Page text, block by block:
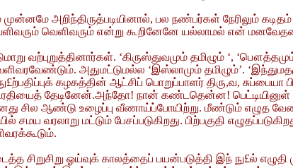
அறிந்திருத்படியினால், பல நண்பர்கள் நேரிலும்
வெளிவரும் என்று கூறினேனே யல்லாமல் என்
‘கிருஸ்துவமும் தமிழும் ‘,
அதுமட்டுமல்ல ‘இஸ்லாமும் தமிழும்’.
கழகத்தின் ஆட்சிப் பொறுப்பாளர் திரு,வ,
தேடினேன்.அந்தோ! நான் கண்டதென்ன! பெட்டியினுள்
சில ஆண்டு உழைப்பு வீணாய்ப்போயிற்று. மீண்டும் எழுத
சமய வரலாறு மட்டும் பேசப்படுகிறது. பிற்பகுதி
ஓய்வுக் காலத்தைப் பயன்படுத்தி இந் நு£ல் எழுதி